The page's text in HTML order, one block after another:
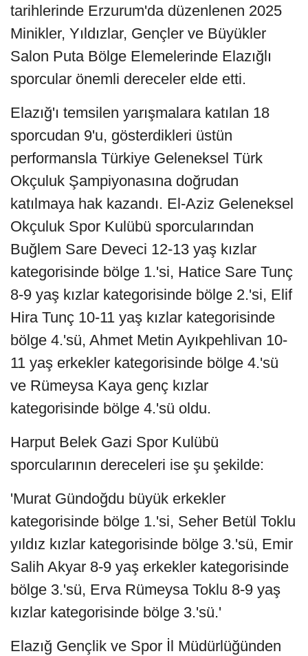
tarihlerinde Erzurum'da düzenlenen 2025
Minikler, Yıldızlar, Gençler ve Büyükler
Salon Puta Bölge Elemelerinde Elazığlı
sporcular önemli dereceler elde etti.
Elazığ'ı temsilen yarışmalara katılan 18
sporcudan 9'u, gösterdikleri üstün
performansla Türkiye Geleneksel Türk
Okçuluk Şampiyonasına doğrudan
katılmaya hak kazandı. El-Aziz Geleneksel
Okçuluk Spor Kulübü sporcularından
Buğlem Sare Deveci 12-13 yaş kızlar
kategorisinde bölge 1.'si, Hatice Sare Tunç
8-9 yaş kızlar kategorisinde bölge 2.'si, Elif
Hira Tunç 10-11 yaş kızlar kategorisinde
bölge 4.'sü, Ahmet Metin Ayıkpehlivan 10-
11 yaş erkekler kategorisinde bölge 4.'sü
ve Rümeysa Kaya genç kızlar
kategorisinde bölge 4.'sü oldu.
Harput Belek Gazi Spor Kulübü
sporcularının dereceleri ise şu şekilde:
'Murat Gündoğdu büyük erkekler
kategorisinde bölge 1.'si, Seher Betül Toklu
yıldız kızlar kategorisinde bölge 3.'sü, Emir
Salih Akyar 8-9 yaş erkekler kategorisinde
bölge 3.'sü, Erva Rümeysa Toklu 8-9 yaş
kızlar kategorisinde bölge 3.'sü.'
Elazığ Gençlik ve Spor İl Müdürlüğünden